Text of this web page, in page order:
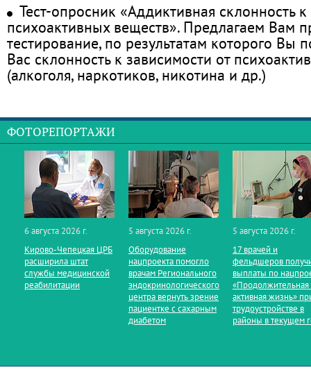
Тест-опросник «Аддиктивная склонность
психоактивных веществ». Предлагаем Вам
тестирование, по результатам которого Вы
Вас склонность к зависимости от
(алкоголя, наркотиков, никотина и др.)
ФОТОРЕПОРТАЖИ
6 августа 2026 г.
Кирово‑Чепецкая ЦРБ
расширила штат
службы медицинской
реабилитации
5 августа 2026 г.
Оборудование
нацпроекта помогло
врачам Регионального
эндокринологического
центра вернуть зрение
пациентке с сахарным
диабетом
5 августа 2026 г.
17 врачей и
фельдшеров
выплаты по
«Продолжительная
активная жизнь»
трудоустройстве в
районы в текущем